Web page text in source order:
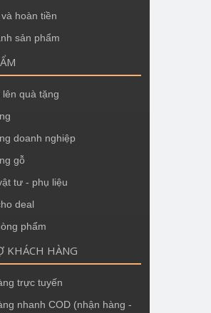
hoàn tiền
sản phẩm
lên quà tặng
doanh nghiệp
gỗ
tư - phụ liệu
deal
phẩm
KHÁCH HÀNG
trực tuyến
nhanh COD (nhận hàng -